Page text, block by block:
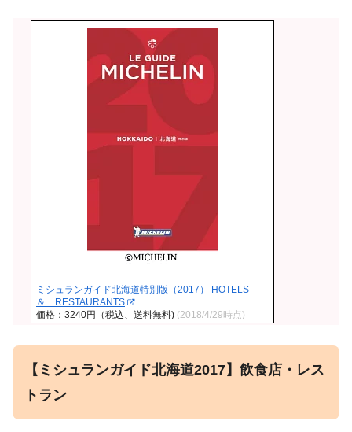
ミシュランガイド北海道特別版（2017） HOTELS
＆ RESTAURANTS
価格：3240円（税込、送料無料) (2018/4/29時点)
【ミシュランガイド北海道2017】飲食店・レス
トラン